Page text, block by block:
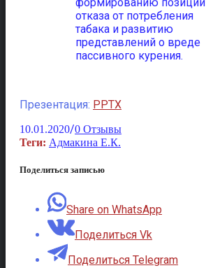
отказа от потребления
табака и развитию
представлений о вреде
пассивного курения.
Презентация: PPTX
10.01.2020/0 Отзывы
Теги: Адмакина Е.К.
Поделиться записью
Share on WhatsApp
Поделиться Vk
Поделиться Telegram